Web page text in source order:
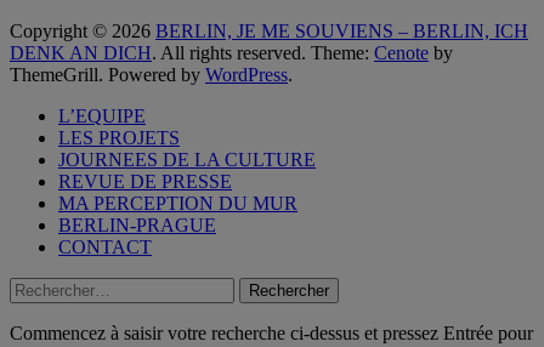
Copyright © 2026 BERLIN, JE ME SOUVIENS – BERLIN, ICH
DENK AN DICH. All rights reserved. Theme: Cenote by
ThemeGrill. Powered by WordPress.
L’EQUIPE
LES PROJETS
JOURNEES DE LA CULTURE
REVUE DE PRESSE
MA PERCEPTION DU MUR
BERLIN-PRAGUE
CONTACT
Rechercher :
Commencez à saisir votre recherche ci-dessus et pressez Entrée pour